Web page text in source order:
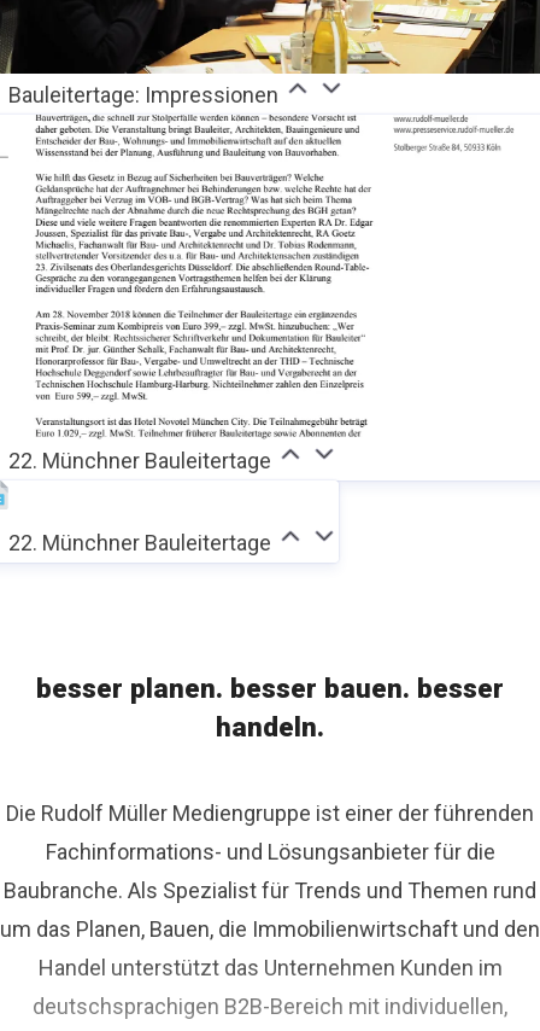
Bauleitertage: Impressionen
22. Münchner Bauleitertage
22. Münchner Bauleitertage
besser planen. besser bauen. besser
handeln.
Die Rudolf Müller Mediengruppe ist einer der führenden
Fachinformations- und Lösungsanbieter für die
Baubranche. Als Spezialist für Trends und Themen rund
um das Planen, Bauen, die Immobilienwirtschaft und den
Handel unterstützt das Unternehmen Kunden im
deutschsprachigen B2B-Bereich mit individuellen,